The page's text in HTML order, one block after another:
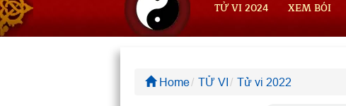
TỬ VI 2024 XEM BÓI
Home TỬ VI Tử vi 2022